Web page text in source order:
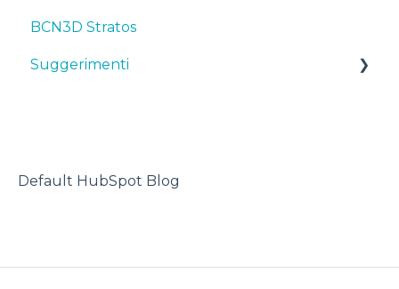
First steps
Maintenance
Suggerimenti
TPU
BCN3D Stratos
Suggerimenti
Default HubSpot Blog